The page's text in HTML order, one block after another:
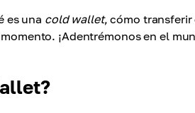
es una cold wallet, cómo
¡Adentrémonos en el